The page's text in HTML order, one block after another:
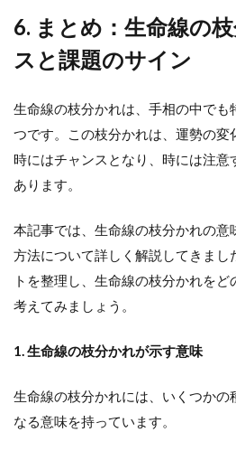
6. まとめ：生命線の
スと課題のサイン
生命線の枝分かれは、手相の中でも
つです。この枝分かれは、運勢の変
時にはチャンスとなり、時には注意
あります。
本記事では、生命線の枝分かれの意
方法について詳しく解説してきまし
トを整理し、生命線の枝分かれを
考えてみましょう。
1. 生命線の枝分かれが示す意味
生命線の枝分かれには、いくつかの
なる意味を持っています。